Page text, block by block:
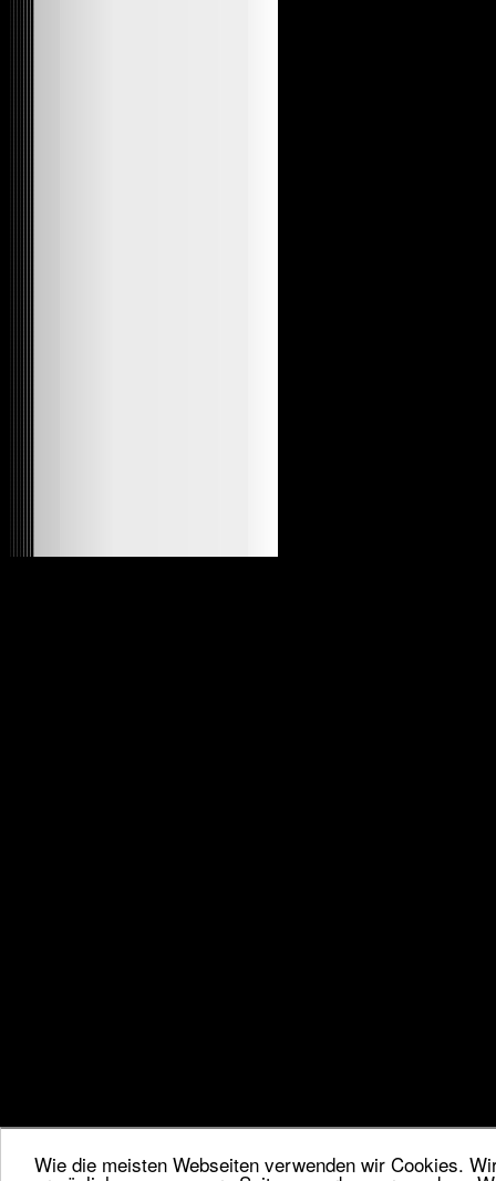
Wie die meisten Webseiten verwenden wir Cookies.